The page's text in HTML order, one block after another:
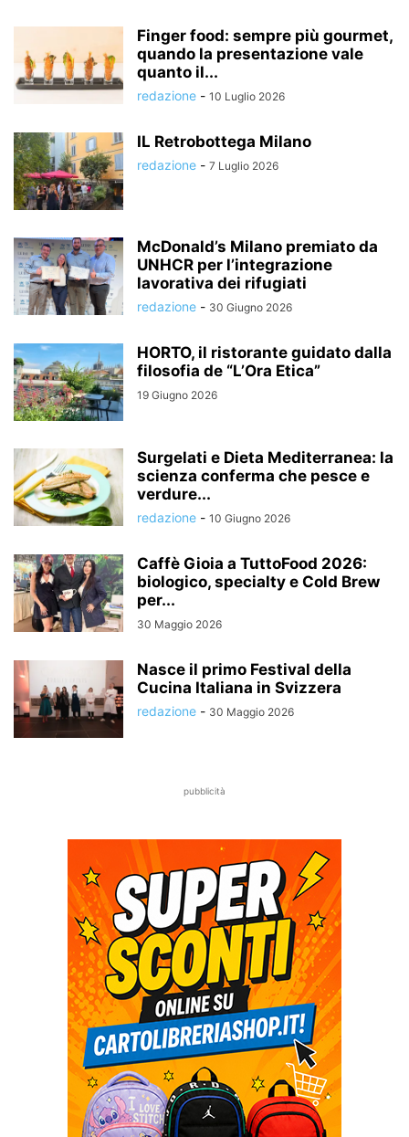
Finger food: sempre più gourmet,
quando la presentazione vale
quanto il...
redazione - 10 Luglio 2026
IL Retrobottega Milano
redazione - 7 Luglio 2026
McDonald’s Milano premiato da
UNHCR per l’integrazione
lavorativa dei rifugiati
redazione - 30 Giugno 2026
HORTO, il ristorante guidato dalla
filosofia de “L’Ora Etica”
19 Giugno 2026
Surgelati e Dieta Mediterranea: la
scienza conferma che pesce e
verdure...
redazione - 10 Giugno 2026
Caffè Gioia a TuttoFood 2026:
biologico, specialty e Cold Brew
per...
30 Maggio 2026
Nasce il primo Festival della
Cucina Italiana in Svizzera
redazione - 30 Maggio 2026
pubblicità